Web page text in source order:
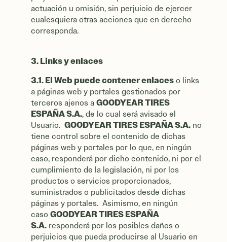
actuación u omisión, sin perjuicio de ejercer
cualesquiera otras acciones que en derecho
corresponda.
3. Links y enlaces
3.1. El Web puede contener enlaces o links
a páginas web y portales gestionados por
terceros ajenos a GOODYEAR TIRES
ESPAÑA S.A., de lo cual será avisado el
Usuario. GOODYEAR TIRES ESPAÑA S.A. no
tiene control sobre el contenido de dichas
páginas web y portales por lo que, en ningún
caso, responderá por dicho contenido, ni por el
cumplimiento de la legislación, ni por los
productos o servicios proporcionados,
suministrados o publicitados desde dichas
páginas y portales. Asimismo, en ningún
caso GOODYEAR TIRES ESPAÑA
S.A. responderá por los posibles daños o
perjuicios que pueda producirse al Usuario en